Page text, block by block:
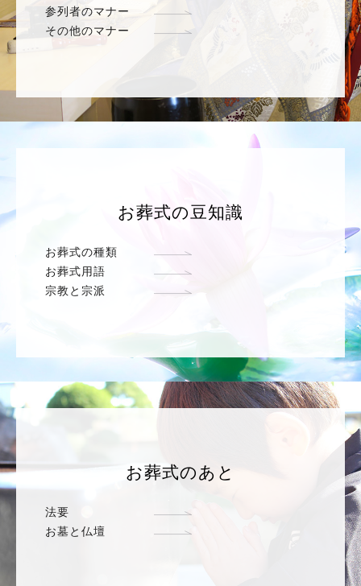
参列者のマナー
その他のマナー
お葬式の豆知識
お葬式の種類
お葬式用語
宗教と宗派
お葬式のあと
法要
お墓と仏壇